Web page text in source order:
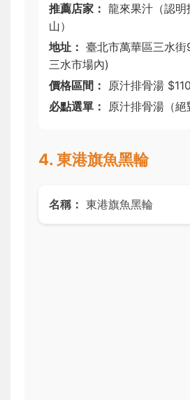
推薦店家： 龍來果汁（認明
山）
地址： 臺北市萬華區三水
三水市場內)
價格區間：
原汁排骨湯
必點選單：
原汁排骨湯（絕
4. 東港旗魚黑輪
名稱： 東港旗魚黑輪